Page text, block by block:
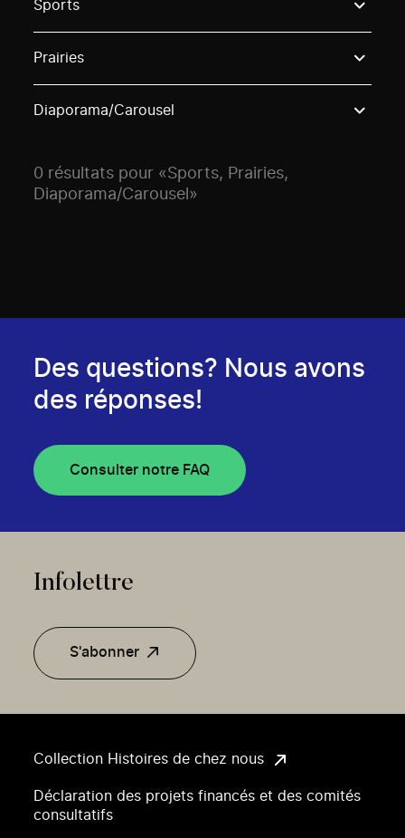
Sports
Prairies
Diaporama/Carousel
0 résultats pour «Sports, Prairies,
Diaporama/Carousel»
Collection Histoires de chez nous
Déclaration des projets financés et des comités
consultatifs
Des questions? Nous avons
des réponses!
Consulter notre FAQ
Infolettre
S'abonner